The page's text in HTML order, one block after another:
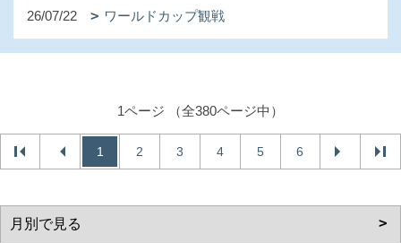
26/07/22 ワールドカップ観戦
1ページ （全380ページ中）
1 2 3 4 5 6